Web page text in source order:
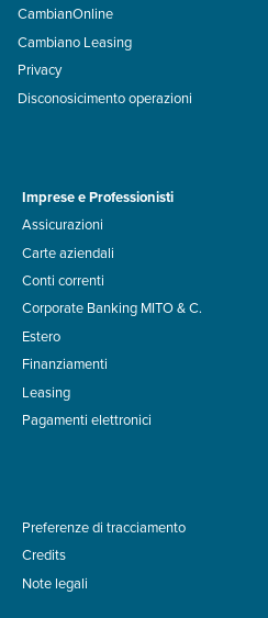
CambianOnline
Cambiano Leasing
Privacy
Disconosicimento operazioni
Imprese e Professionisti
Assicurazioni
Carte aziendali
Conti correnti
Corporate Banking MITO & C.
Estero
Finanziamenti
Leasing
Pagamenti elettronici
Preferenze di tracciamento
Credits
Note legali